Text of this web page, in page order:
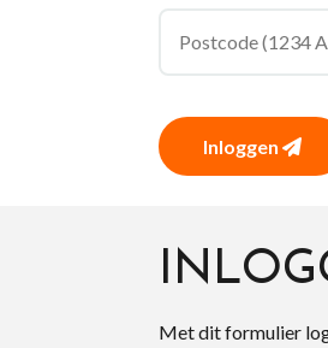
Inloggen
Met dit formulier